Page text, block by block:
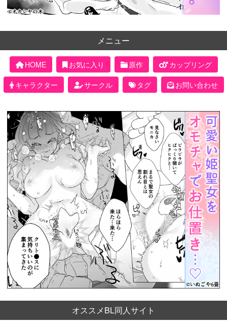
メニュー
HOME お気に入り 原作
カップリング
キャラクター
サークル タグ お問い合わせ
オススメBL同人サイト